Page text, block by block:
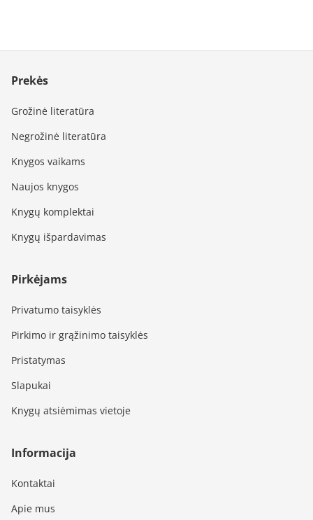
Prekės
Grožinė literatūra
Negrožinė literatūra
Knygos vaikams
Naujos knygos
Knygų komplektai
Knygų išpardavimas
Pirkėjams
Privatumo taisyklės
Pirkimo ir grąžinimo taisyklės
Pristatymas
Slapukai
Knygų atsiėmimas vietoje
Informacija
Kontaktai
Apie mus